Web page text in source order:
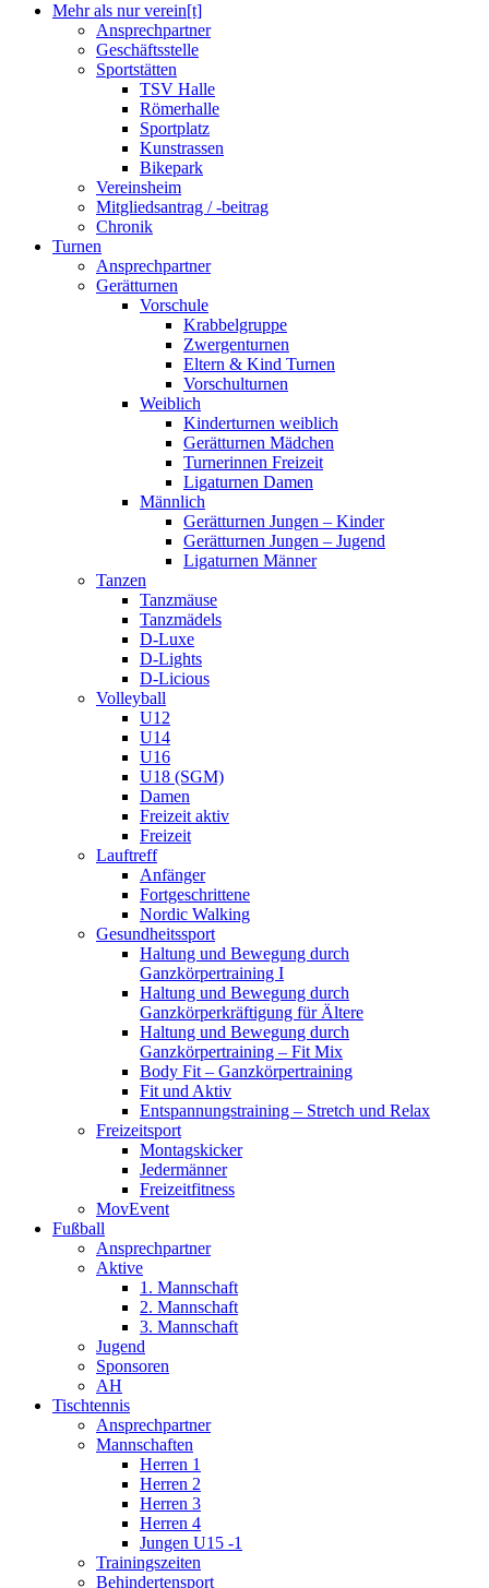
Mehr als nur verein[t]
Ansprechpartner
Geschäftsstelle
Sportstätten
TSV Halle
Römerhalle
Sportplatz
Kunstrassen
Bikepark
Vereinsheim
Mitgliedsantrag / -beitrag
Chronik
Turnen
Ansprechpartner
Gerätturnen
Vorschule
Krabbelgruppe
Zwergenturnen
Eltern & Kind Turnen
Vorschulturnen
Weiblich
Kinderturnen weiblich
Gerätturnen Mädchen
Turnerinnen Freizeit
Ligaturnen Damen
Männlich
Gerätturnen Jungen – Kinder
Gerätturnen Jungen – Jugend
Ligaturnen Männer
Tanzen
Tanzmäuse
Tanzmädels
D-Luxe
D-Lights
D-Licious
Volleyball
U12
U14
U16
U18 (SGM)
Damen
Freizeit aktiv
Freizeit
Lauftreff
Anfänger
Fortgeschrittene
Nordic Walking
Gesundheitssport
Haltung und Bewegung durch
Ganzkörpertraining I
Haltung und Bewegung durch
Ganzkörperkräftigung für Ältere
Haltung und Bewegung durch
Ganzkörpertraining – Fit Mix
Body Fit – Ganzkörpertraining
Fit und Aktiv
Entspannungstraining – Stretch und Relax
Freizeitsport
Montagskicker
Jedermänner
Freizeitfitness
MovEvent
Fußball
Ansprechpartner
Aktive
1. Mannschaft
2. Mannschaft
3. Mannschaft
Jugend
Sponsoren
AH
Tischtennis
Ansprechpartner
Mannschaften
Herren 1
Herren 2
Herren 3
Herren 4
Jungen U15 -1
Trainingszeiten
Behindertensport